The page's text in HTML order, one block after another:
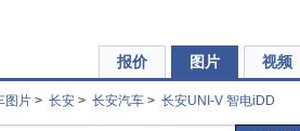
报价 图片 视频
图片 > 长安 > 长安汽车 > 长安UNI-V 智电iDD